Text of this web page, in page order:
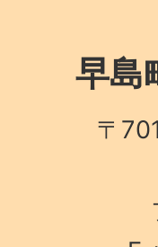
早島
〒